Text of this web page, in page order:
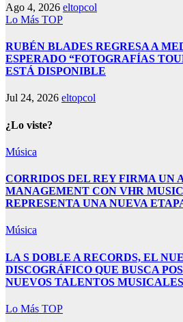
Ago 4, 2026 eltopcol
Lo Más TOP
RUBÉN BLADES REGRESA A
ESPERADO “FOTOGRAFÍAS
ESTÁ DISPONIBLE
Jul 24, 2026 eltopcol
¿Lo viste?
Música
CORRIDOS DEL REY FIRMA UN
MANAGEMENT CON VHR
REPRESENTA UNA NUEVA
Música
LA S DOBLE A RECORDS, EL
DISCOGRÁFICO QUE BUSCA
NUEVOS TALENTOS MUSICALES
Lo Más TOP